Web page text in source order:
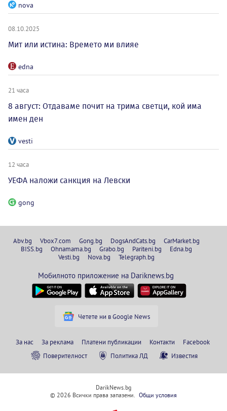
nova
08.10.2025
Мит или истина: Времето ми влияе
edna
21 часа
8 август: Отдаваме почит на трима светци, кой има
имен ден
vesti
12 часа
УЕФА наложи санкция на Левски
gong
Abv.bg Vbox7.com Gong.bg DogsAndCats.bg
CarMarket.bg
BISS.bg
Ohnamama.bg Grabo.bg Pariteni.bg
Edna.bg
Vesti.bg
Nova.bg Telegraph.bg
Мобилното приложение на Dariknews.bg
Четете ни в Google News
За нас За реклама Платени публикации Контакти
Facebook
Поверителност
Политика ЛД Известия
DarikNews.bg
© 2026 Всички права запазени. Общи условия